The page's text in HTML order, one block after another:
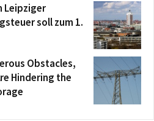
Leipziger
soll zum 1.
Obstacles,
Hindering the